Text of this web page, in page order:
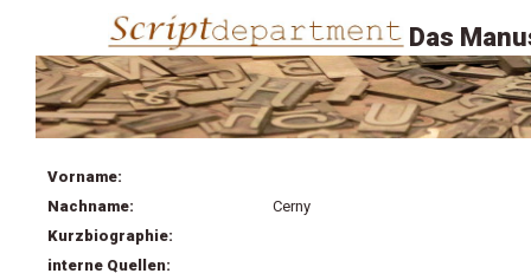
Das
Vorname:
Nachname:
Cerny
Kurzbiographie:
interne Quellen: